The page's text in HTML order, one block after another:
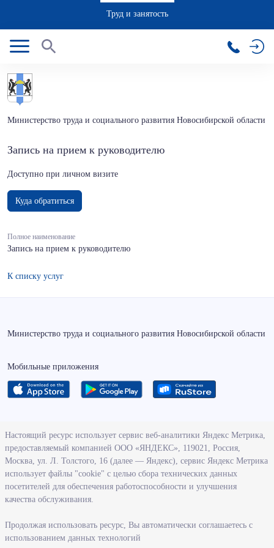
Труд и занятость
Министерство труда и социального развития Новосибирской области
Запись на прием к руководителю
Доступно при личном визите
Куда обратиться
Полное наименование
Запись на прием к руководителю
К списку услуг
Министерство труда и социального развития Новосибирской области
Мобильные приложения
О ведомстве
Деятельность министерства труда и социального развития
Новосибирской области
Контрольно-надзорная деятельность министерства
Государственные программы, реализуемые министерством
Службы и учреждения, подведомственные министерству
Поступление на государственную гражданскую службу
Настоящий ресурс использует сервис веб-аналитики Яндекс Метрика,
предоставляемый компанией ООО «ЯНДЕКС», 119021, Россия,
Москва, ул. Л. Толстого, 16 (далее — Яндекс), сервис Яндекс Метрика
использует файлы "cookie" с целью сбора технических данных
посетителей для обеспечения работоспособности и улучшения
качества обслуживания.
Продолжая использовать ресурс, Вы автоматически соглашаетесь с
использованием данных технологий